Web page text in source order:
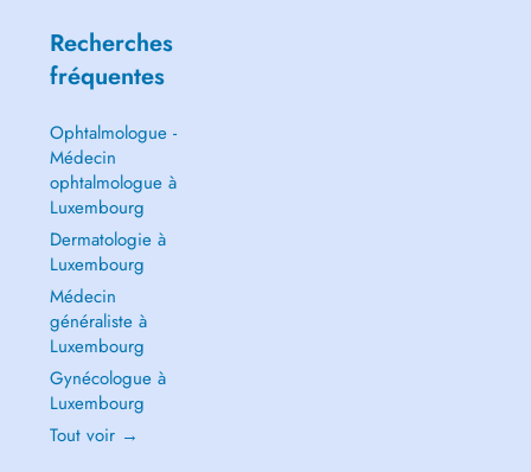
Recherches
fréquentes
Ophtalmologue -
Médecin
ophtalmologue à
Luxembourg
Dermatologie à
Luxembourg
Médecin
généraliste à
Luxembourg
Gynécologue à
Luxembourg
Tout voir →